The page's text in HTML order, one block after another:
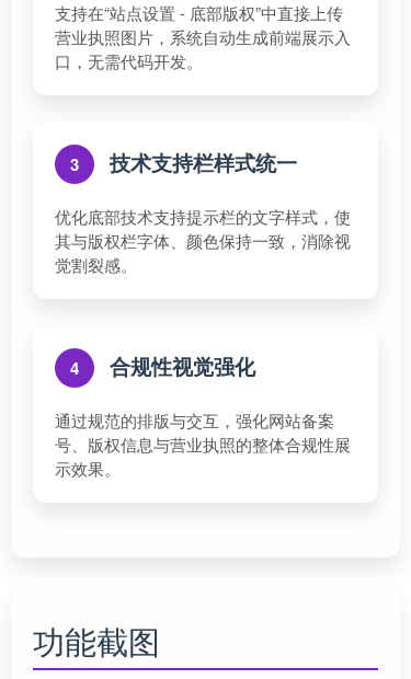
支持在“站点设置 - 底部版权”中直接上传
营业执照图片，系统自动生成前端展示入
口，无需代码开发。
3 技术支持栏样式统一
优化底部技术支持提示栏的文字样式，使
其与版权栏字体、颜色保持一致，消除视
觉割裂感。
4 合规性视觉强化
通过规范的排版与交互，强化网站备案
号、版权信息与营业执照的整体合规性展
示效果。
功能截图